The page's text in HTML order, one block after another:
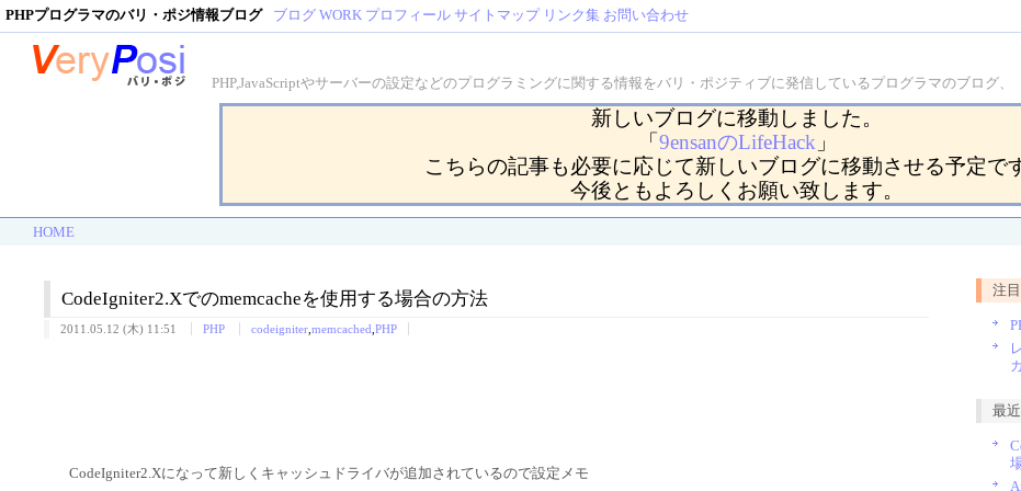
PHPプログラマのバリ・ポジ情報ブログ ブログ WORK プロフィール サイトマップ リンク集 お問い合わせ
PHP,JavaScriptやサーバーの設定などのプログラミングに関する情報をバリ・ポジティブに発信しているプログラマのブログ、
新しいブログに移動しました。
「 9ensanのLifeHack 」
こちらの記事も必要に応じて新しいブログに移動させる予定で
今後ともよろしくお願い致します。
HOME
CodeIgniter2.Xでのmemcacheを使用する場合の方法
2011.05.12 (木) 11:51 PHP codeigniter ,memcached ,PHP
CodeIgniter2.Xになって新しくキャッシュドライバが追加されているので設定メモ
注
最